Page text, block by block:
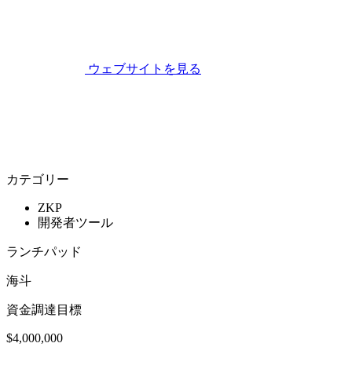
ウェブサイトを見る
カテゴリー
ZKP
開発者ツール
ランチパッド
海斗
資金調達目標
$4,000,000